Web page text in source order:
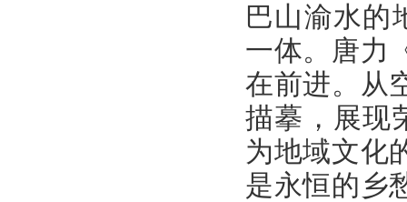
巴山渝水的
一体。唐力
在前进。从
描摹，展现
为地域文化
是永恒的乡